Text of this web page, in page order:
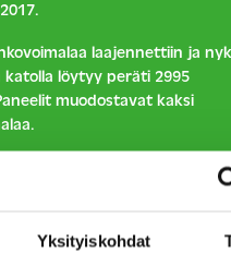
Yksityiskohdat
laajennettiin ja
katolla löytyy peräti 2995
muodostavat kaksi
yksi Suomen
aurinkovoimalaitoksista.
omaan käyttöön. Puuvillan